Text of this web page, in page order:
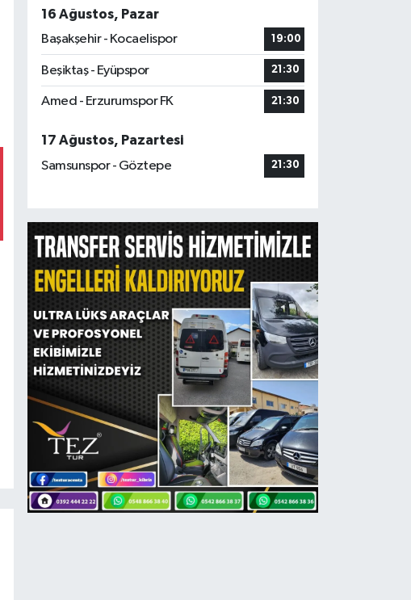
16 Ağustos, Pazar
Başakşehir - Kocaelispor
19:00
Beşiktaş - Eyüpspor 21:30
Amed - Erzurumspor FK 21:30
17 Ağustos, Pazartesi
Samsunspor - Göztepe
21:30